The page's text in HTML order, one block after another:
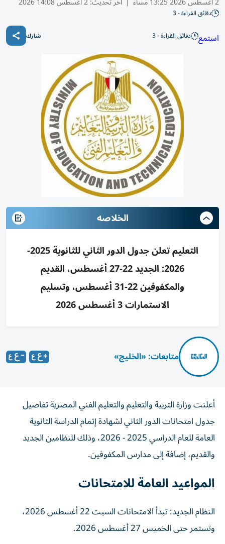
دقائق القراءة - 3
استمع دقائق القراءة - 3 شارك
الخلاصه
التعليم تعلن جدول الدور الثاني للثانوية 2025-
2026: الجديد 22-27 أغسطس، القديم
والمكفوفين 22-31 أغسطس، وتسليم
الاستمارات 3 أغسطس 2026
متابعات: «الخليج»
أعلنت وزارة التربية والتعليم والتعليم الفني المصرية تفاصيل
جدول امتحانات الدور الثاني لشهادة إتمام الدراسة الثانوية
العامة للعام الدراسي 2025 - 2026، وذلك للنظامين الجديد
والقديم، إضافة إلى مدارس المكفوفين.
المواعيد العامة للامتحانات
النظام الجديد: تبدأ الامتحانات السبت 22 أغسطس 2026،
وتستمر حتى الخميس 27 أغسطس 2026.